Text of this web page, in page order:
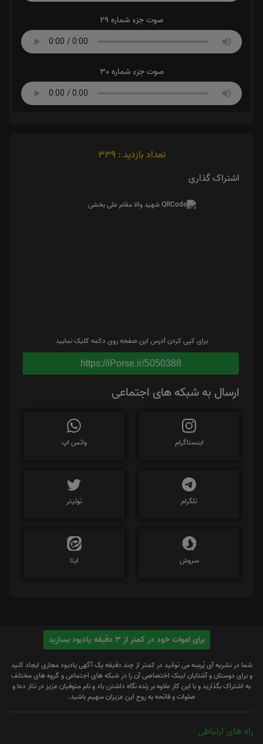
صوت جزء شماره 29
صوت جزء شماره 30
تعداد بازدید : 339
اشتراک گذاری
برای کپی کردن آدرس این صفحه روی دکمه کلیک نمایید
https://iPorse.ir/5050388
ارسال به شبکه های اجتماعی
اینستاگرام واتس اپ
تلگرام توئیتر
سروش ایتا
برای اموات خود در کمتر از 3 دقیقه یادبود بسازید
شما در نشریه آی پُرسِه می توانید در کمتر از چند دقیقه یک آگهی یادبود مجازی ایجاد کنید
و برای دوستان و آشنایان لینک اختصاصی آن را در شبکه های اجتماعی و گروه های مختلف
به اشتراک بگذارید و با این کار علاوه بر زنده نگاه داشتن یاد و نام متوفیان عزیز در نثار دعا و
صلوات و فاتحه به روح این عزیزان سهیم باشید.
راه های ارتباطی :